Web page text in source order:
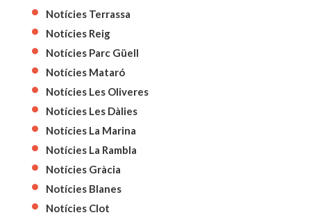
Notícies Terrassa
Notícies Reig
Notícies Parc Güell
Notícies Mataró
Notícies Les Oliveres
Notícies Les Dàlies
Notícies La Marina
Notícies La Rambla
Notícies Gràcia
Notícies Blanes
Notícies Clot